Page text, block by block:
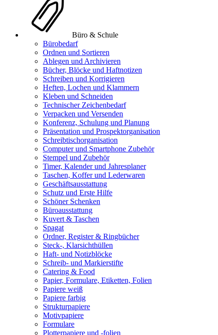
Büro & Schule
Bürobedarf
Ordnen und Sortieren
Ablegen und Archivieren
Bücher, Blöcke und Haftnotizen
Schreiben und Korrigieren
Heften, Lochen und Klammern
Kleben und Schneiden
Technischer Zeichenbedarf
Verpacken und Versenden
Konferenz, Schulung und Planung
Präsentation und Prospektorganisation
Schreibtischorganisation
Computer und Smartphone Zubehör
Stempel und Zubehör
Timer, Kalender und Jahresplaner
Taschen, Koffer und Lederwaren
Geschäftsausstattung
Schutz und Erste Hilfe
Schöner Schenken
Büroausstattung
Kuvert & Taschen
Spagat
Ordner, Register & Ringbücher
Steck-, Klarsichthüllen
Haft- und Notizblöcke
Schreib- und Markierstifte
Catering & Food
Papier, Formulare, Etiketten, Folien
Papiere weiß
Papiere farbig
Strukturpapiere
Motivpapiere
Formulare
Plotterpapiere und -folien